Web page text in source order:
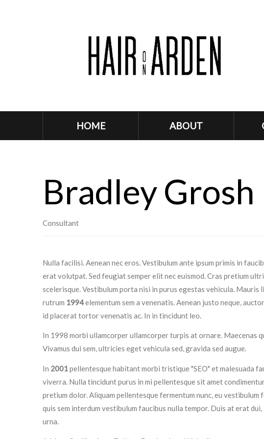
HOME ABOUT
Bradley Grosh
Consultant
Nulla facilisi. Aenean nec eros. Vestibulum ante ipsum primis in
erat volutpat. Sed feugiat semper elit nec euismod. Cras pretium
scelerisque. Vestibulum porta nisi in purus egestas vehicula.
rutrum 1994elementum sem a venenatis. Aenean justo neque,
id placerat tortor venenatis ac. In in tincidunt leo.
In 1998 morbi ullamcorper ullamcorper turpis at ornare. Maecenas
Vivamus dui sem, ultricies eget vehicula sed, gravida sed augue.
In 2001 pellentesque habitant morbi tristique "SEO" et malesuada
viverra. Nulla tincidunt purus in mi pellentesque sit amet
pretium dolor. Aliquam pellentesque fermentum nunc, eu
quis sem interdum vestibulum faucibus nulla tempor. Duis at erat dui,
urna.